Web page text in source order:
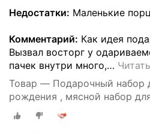
Недостатки: Маленькие
Комментарий: Как идея
Вызвал восторг у
пачек внутри много,…
Товар — Подарочный набор
рождения , мясной набор